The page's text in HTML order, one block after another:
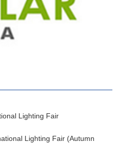
Lighting Fair
Lighting Fair (Autumn